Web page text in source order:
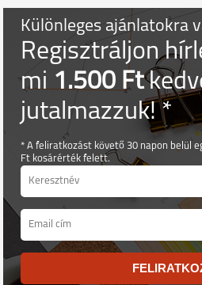
Különleges ajánlatokra
Regisztráljon
mi1.500 Ft
jutalmazzuk! *
* A feliratkozást követő 30 napon belül
Ft kosárérték felett.